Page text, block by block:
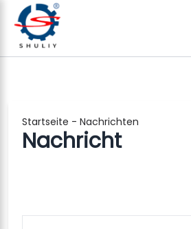
Startseite - Nachrichten
Nachricht